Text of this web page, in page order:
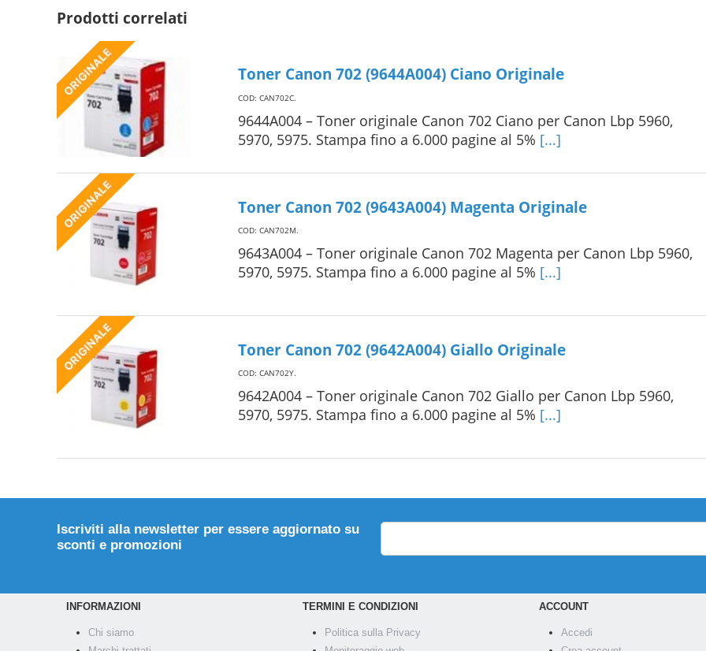
Prodotti correlati
Toner Canon 702 (9644A004) Ciano Originale
COD: CAN702C.
9644A004 – Toner originale Canon 702 Ciano per Canon Lbp 5960,
5970, 5975. Stampa fino a 6.000 pagine al 5% [...]
Toner Canon 702 (9643A004) Magenta Originale
COD: CAN702M.
9643A004 – Toner originale Canon 702 Magenta per Canon Lbp 5960,
5970, 5975. Stampa fino a 6.000 pagine al 5% [...]
Toner Canon 702 (9642A004) Giallo Originale
COD: CAN702Y.
9642A004 – Toner originale Canon 702 Giallo per Canon Lbp 5960,
5970, 5975. Stampa fino a 6.000 pagine al 5% [...]
Iscriviti alla newsletter per essere aggiornato su
sconti e promozioni
INFORMAZIONI
Chi siamo
TERMINI E CONDIZIONI
Politica sulla Privacy
ACCOUNT
Accedi